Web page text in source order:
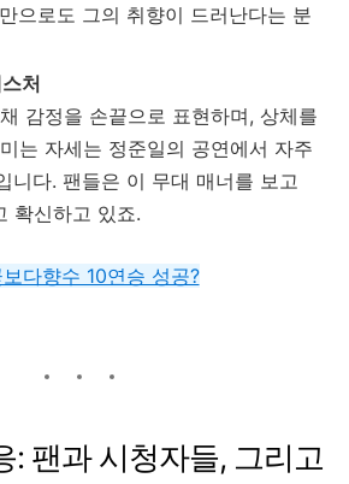
으로도 그의 취향이 드러난다는 분
처
채 감정을 손끝으로 표현하며, 상체를
는 자세는 정준일의 공연에서 자주
니다. 팬들은 이 무대 매너를 보고
확신하고 있죠.
다향수 10연승 성공?
: 팬과시청자들, 그리고